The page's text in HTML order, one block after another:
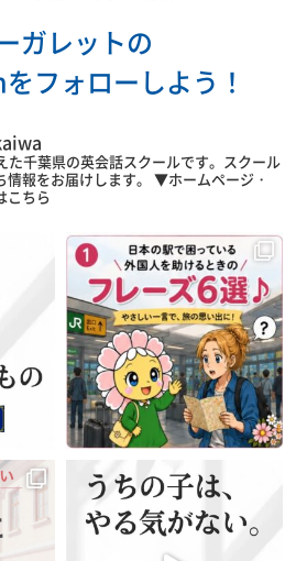
ガレットの
フォローしよう！
た千葉県の英会話スクールです。スクール
報をお届けします。 ▼ホームページ・
こちら